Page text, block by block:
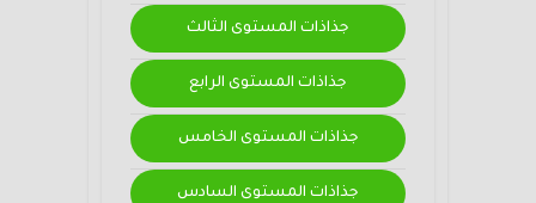
جذاذات المستوى الثالث
جذاذات المستوى الرابع
جذاذات المستوى الخامس
جذاذات المستوى السادس